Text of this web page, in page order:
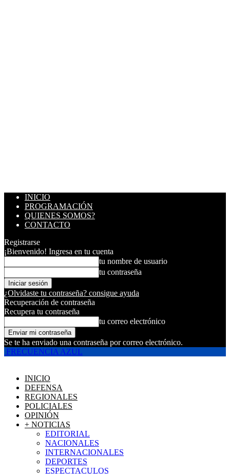
INICIO
PROGRAMACIÓN
QUIENES SOMOS?
CONTACTO
Registrarse
¡Bienvenido! Ingresa en tu cuenta
tu nombre de usuario
tu contraseña
¿Olvidaste tu contraseña? consigue ayuda
Recuperación de contraseña
Recupera tu contraseña
tu correo electrónico
Se te ha enviado una contraseña por correo electrónico.
FRECUENCIA AZUL
INICIO
DEFENSA
REGIONALES
POLICIALES
OPINIÓN
+ NOTICIAS
EDITORIAL
NACIONALES
INTERNACIONALES
DEPORTES
ESPECTACULOS